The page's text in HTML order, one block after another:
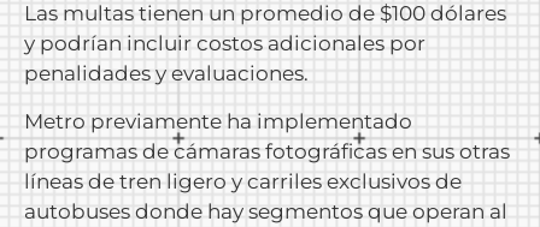
Las multas tienen un promedio de $100 dólares
y podrían incluir costos adicionales por
penalidades y evaluaciones.
Metro previamente ha implementado
programas de cámaras fotográficas en sus otras
líneas de tren ligero y carriles exclusivos de
autobuses donde hay segmentos que operan al